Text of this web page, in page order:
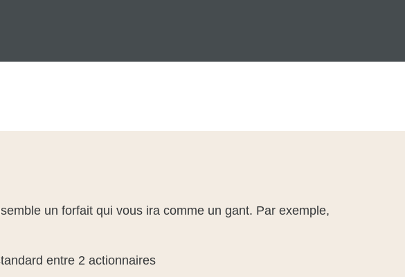
un forfait qui vous ira comme un gant. Par exemple,
entre 2 actionnaires